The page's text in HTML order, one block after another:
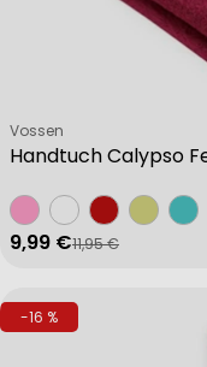
Handtuch Calypso
Verkäufer:
Vossen
Verkaufspreis
9,99 €
Regulärer Preis
11,95 €
-16 %